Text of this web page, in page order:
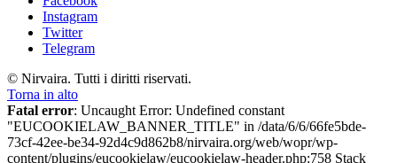
Instagram
Twitter
Telegram
© Nirvaira. Tutti i diritti riservati.
Torna in alto
Fatal error: Uncaught Error: Undefined constant
"EUCOOKIELAW_BANNER_TITLE" in /data/6/6/66fe5bde-
73cf-42ee-be34-92d4c9d862b8/nirvaira.org/web/wopr/wp-
content/plugins/eucookielaw/eucookielaw-header.php:758 Stack